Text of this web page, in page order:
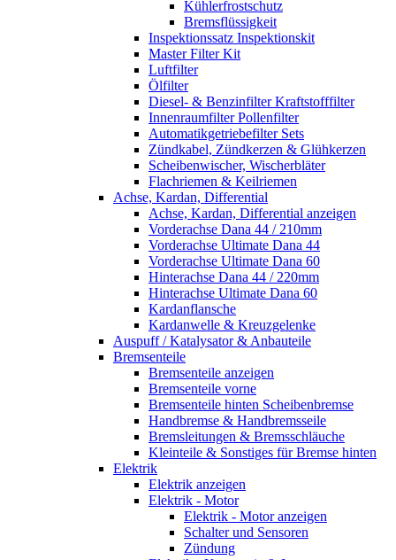
Kühlerfrostschutz
Bremsflüssigkeit
Inspektionssatz Inspektionskit
Master Filter Kit
Luftfilter
Ölfilter
Diesel- & Benzinfilter Kraftstofffilter
Innenraumfilter Pollenfilter
Automatikgetriebefilter Sets
Zündkabel, Zündkerzen & Glühkerzen
Scheibenwischer, Wischerbläter
Flachriemen & Keilriemen
Achse, Kardan, Differential
Achse, Kardan, Differential anzeigen
Vorderachse Dana 44 / 210mm
Vorderachse Ultimate Dana 44
Vorderachse Ultimate Dana 60
Hinterachse Dana 44 / 220mm
Hinterachse Ultimate Dana 60
Kardanflansche
Kardanwelle & Kreuzgelenke
Auspuff / Katalysator & Anbauteile
Bremsenteile
Bremsenteile anzeigen
Bremsenteile vorne
Bremsenteile hinten Scheibenbremse
Handbremse & Handbremsseile
Bremsleitungen & Bremsschläuche
Kleinteile & Sonstiges für Bremse hinten
Elektrik
Elektrik anzeigen
Elektrik - Motor
Elektrik - Motor anzeigen
Schalter und Sensoren
Zündung